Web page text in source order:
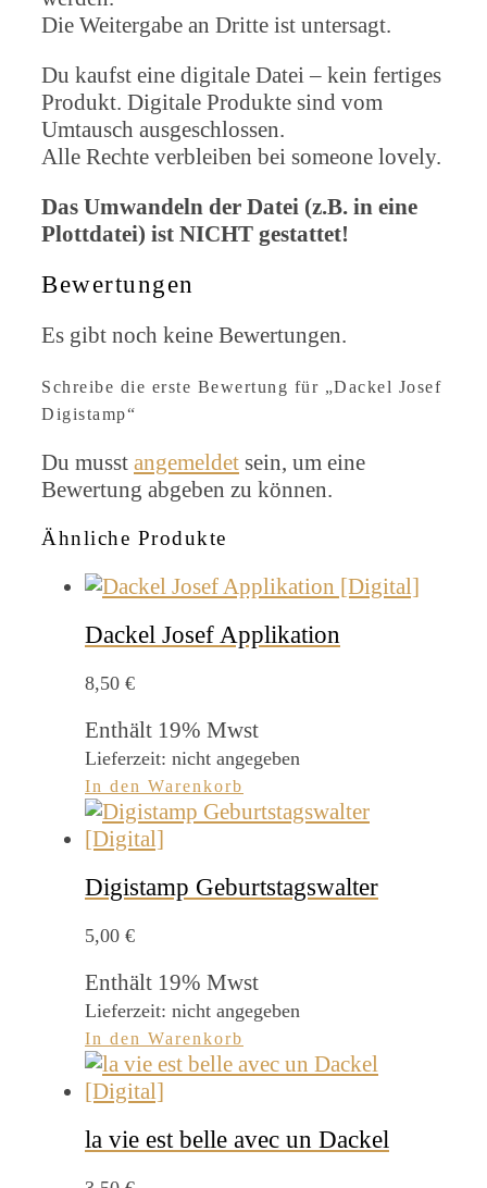
Die Weitergabe an Dritte ist untersagt.
Du kaufst eine digitale Datei – kein fertiges
Produkt. Digitale Produkte sind vom
Umtausch ausgeschlossen.
Alle Rechte verbleiben bei someone lovely.
Das Umwandeln der Datei (z.B. in eine
Plottdatei) ist NICHT gestattet!
Bewertungen
Es gibt noch keine Bewertungen.
Schreibe die erste Bewertung für „Dackel Josef
Digistamp“
Du musst angemeldet sein, um eine
Bewertung abgeben zu können.
Ähnliche Produkte
Dackel Josef Applikation
8,50 €
Enthält 19% Mwst
Lieferzeit: nicht angegeben
In den Warenkorb
Digistamp Geburtstagswalter
5,00 €
Enthält 19% Mwst
Lieferzeit: nicht angegeben
In den Warenkorb
la vie est belle avec un Dackel